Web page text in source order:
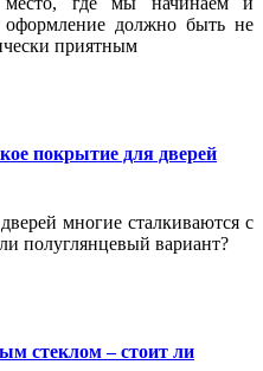
оформление должно быть не
приятным
покрытие для дверей
многие сталкиваются с
полуглянцевый вариант?
стеклом – стоит ли